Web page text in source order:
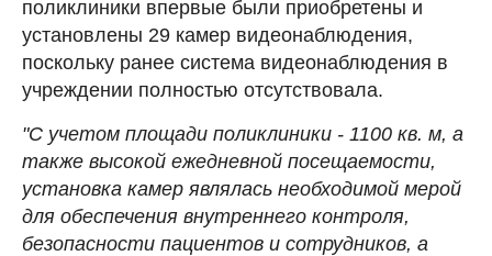
поликлиники впервые были приобретены и
установлены 29 камер видеонаблюдения,
поскольку ранее система видеонаблюдения в
учреждении полностью отсутствовала.
"С учетом площади поликлиники - 1100 кв. м, а
также высокой ежедневной посещаемости,
установка камер являлась необходимой мерой
для обеспечения внутреннего контроля,
безопасности пациентов и сотрудников, а